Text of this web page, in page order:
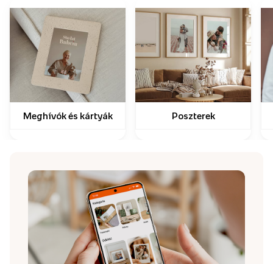
Meghívók és kártyák Poszterek